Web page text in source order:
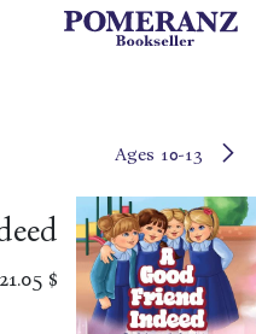
דלג לתוכן
$
21.05